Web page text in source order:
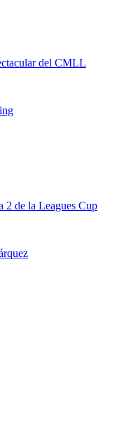
del CMLL
2 de la Leagues Cup